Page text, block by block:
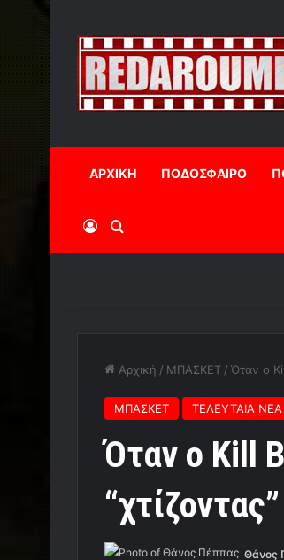
ΑΡΧΙΚΗ ΠΟΔΟΣΦΑΙΡΟ
Log InΑναζήτηση
Αρχική / ΜΠΑΣΚΕΤ / Όταν ο
ΜΠΑΣΚΕΤ ΤΕΛΕΥΤΑΙΑ ΝΕΑ
Όταν ο Kill
Θάνος